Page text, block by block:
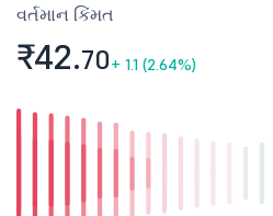
વર્તમાન કિંમત
₹42.70+ 1.1 (2.64%)